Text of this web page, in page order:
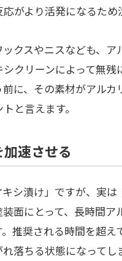
がより活発になるため
クスやニスなども、ア
クリーンによって無残
に、その素材がアル
と言えます。
速させる
シ漬け」ですが、実
面にとって、長時間ア
推奨される時間を超
落ちる状態になってし